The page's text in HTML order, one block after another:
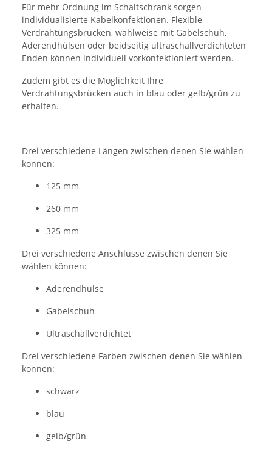
Für mehr Ordnung im Schaltschrank sorgen
individualisierte Kabelkonfektionen. Flexible
Verdrahtungsbrücken, wahlweise mit Gabelschuh,
Aderendhülsen oder beidseitig ultraschallverdichteten
Enden können individuell vorkonfektioniert werden.
Zudem gibt es die Möglichkeit Ihre
Verdrahtungsbrücken auch in blau oder gelb/grün zu
erhalten.
Drei verschiedene Längen zwischen denen Sie wählen
können:
125 mm
260 mm
325 mm
Drei verschiedene Anschlüsse zwischen denen Sie
wählen können:
Aderendhülse
Gabelschuh
Ultraschallverdichtet
Drei verschiedene Farben zwischen denen Sie wählen
können:
schwarz
blau
gelb/grün